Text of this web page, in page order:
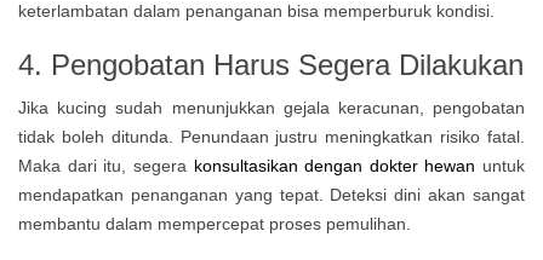
keterlambatan dalam penanganan bisa memperburuk kondisi.
4. Pengobatan Harus Segera Dilakukan
Jika kucing sudah menunjukkan gejala keracunan, pengobatan
tidak boleh ditunda. Penundaan justru meningkatkan risiko fatal.
Maka dari itu, segera konsultasikan dengan dokter hewan untuk
mendapatkan penanganan yang tepat. Deteksi dini akan sangat
membantu dalam mempercepat proses pemulihan.